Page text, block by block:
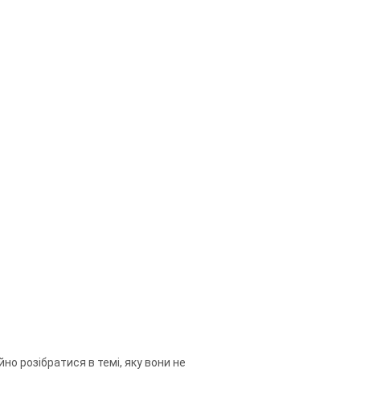
розібратися в темі, яку вони не